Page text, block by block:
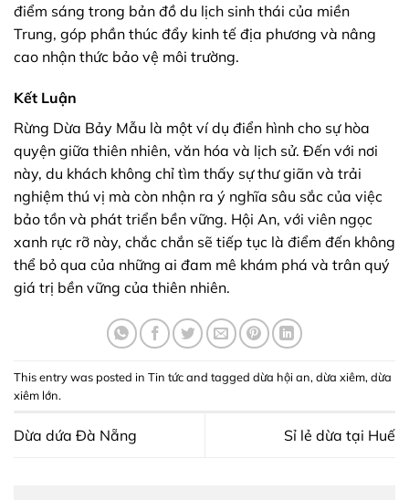
điểm sáng trong bản đồ du lịch sinh thái của miền
Trung, góp phần thúc đẩy kinh tế địa phương và nâng
cao nhận thức bảo vệ môi trường.
Kết Luận
Rừng Dừa Bảy Mẫu là một ví dụ điển hình cho sự hòa
quyện giữa thiên nhiên, văn hóa và lịch sử. Đến với nơi
này, du khách không chỉ tìm thấy sự thư giãn và trải
nghiệm thú vị mà còn nhận ra ý nghĩa sâu sắc của việc
bảo tồn và phát triển bền vững. Hội An, với viên ngọc
xanh rực rỡ này, chắc chắn sẽ tiếp tục là điểm đến không
thể bỏ qua của những ai đam mê khám phá và trân quý
giá trị bền vững của thiên nhiên.
This entry was posted in Tin tứcand tagged dừa hội an, dừa xiêm, dừa
xiêm lớn.
Dừa dứa Đà Nẵng Sỉ lẻ dừa tại Huế